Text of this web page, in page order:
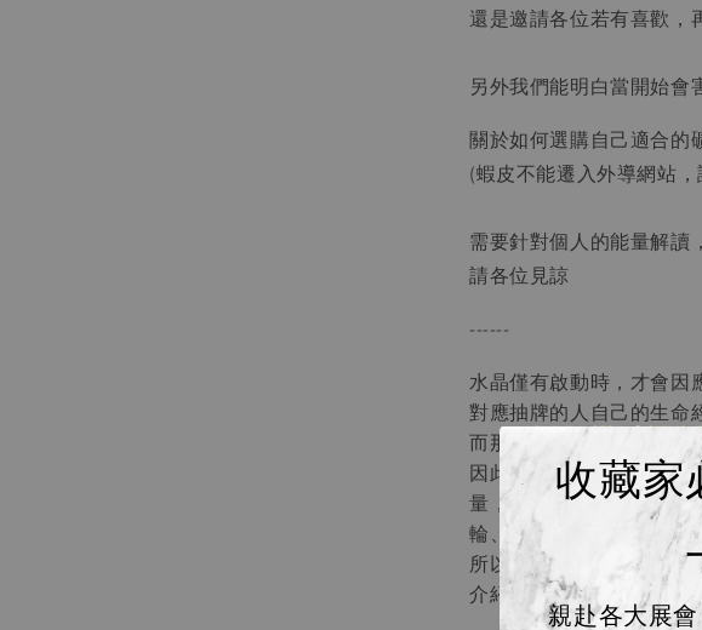
收藏家
親赴各大展
還是邀請各位若有喜歡，
另外我們能明白當開始會
關於如何選購自己適合的
(蝦皮不能遷入外導網站
需要針對個人的能量解讀
請各位見諒
------
水晶僅有啟動時，才會因
對應抽牌的人自己的生命
而那樣的解牌也都是很個
因此有想要 了解對應個人
量，能量的狀態便是普羅
輪、藍色礦石協助溝通)
所以針對個人協助為啟動
介紹音檔，就不多贅述